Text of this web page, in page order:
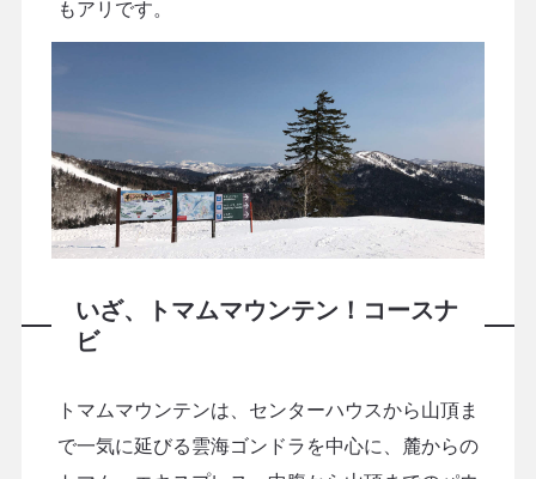
もアリです。
いざ、トマムマウンテン！コースナ
ビ
トマムマウンテンは、センターハウスから山頂ま
で一気に延びる雲海ゴンドラを中心に、麓からの